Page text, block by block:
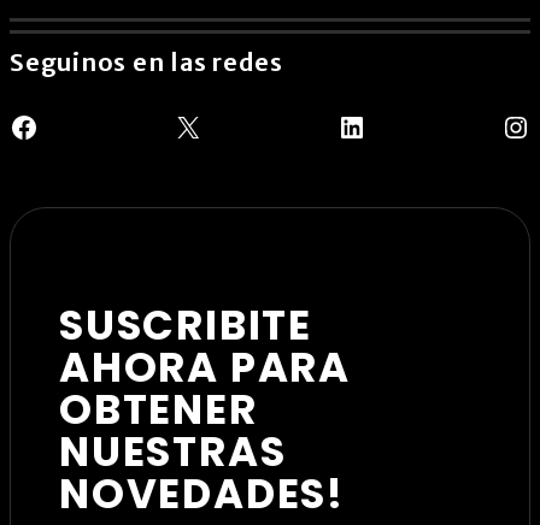
Seguinos en las redes
Facebook X LinkedIn
SUSCRIBITE
AHORA PARA
OBTENER
NUESTRAS
NOVEDADES!